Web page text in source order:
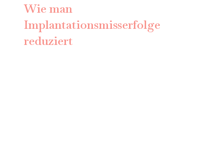
Wie man
Implantationsmisserfolge
reduziert